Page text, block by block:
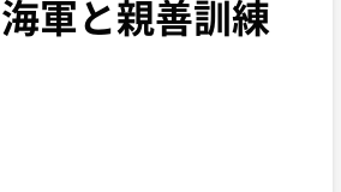
軍と親善訓練